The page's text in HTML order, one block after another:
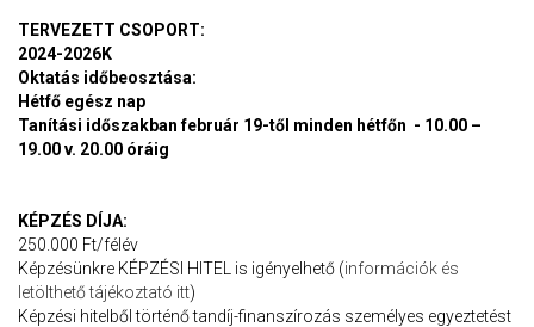
TERVEZETT CSOPORT:
2024-2026K
Oktatás időbeosztása:
Hétfő egész nap
Tanítási időszakban február 19-től minden hétfőn - 10.00 –
19.00 v. 20.00 óráig
KÉPZÉS DÍJA:
250.000 Ft/félév
Képzésünkre KÉPZÉSI HITEL is igényelhető (információk és
letölthető tájékoztató itt)
Képzési hitelből történő tandíj-finanszírozás személyes egyeztetést